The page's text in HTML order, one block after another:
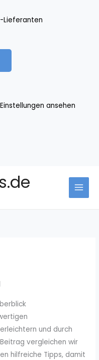
Lieferanten
Einstellungen ansehen
und durch
vergleichen wir
hilfreiche Tipps, damit